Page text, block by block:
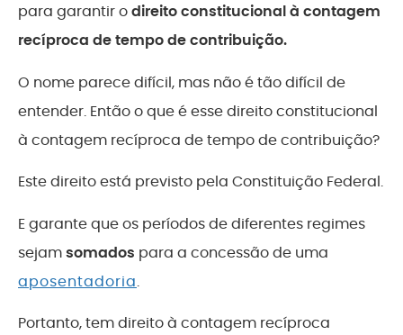
para garantir odireito constitucional à contagem
recíproca de tempo de contribuição.
O nome parece difícil, mas não é tão difícil de
entender. Então o que é esse direito constitucional
à contagem recíproca de tempo de contribuição?
Este direito está previsto pela Constituição Federal.
E garante que os períodos de diferentes regimes
sejamsomados para a concessão de uma
aposentadoria.
Portanto, tem direito à contagem recíproca